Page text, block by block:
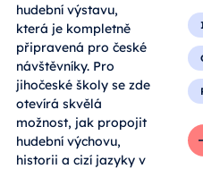
hudební výstavu,
která je kompletně
připravená pro české
návštěvníky. Pro
jihočeské školy se zde
otevírá skvělá
možnost, jak propojit
hudební výchovu,
historii a cizí jazyky v